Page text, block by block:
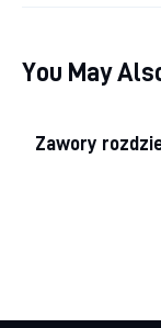
You May
Zawory